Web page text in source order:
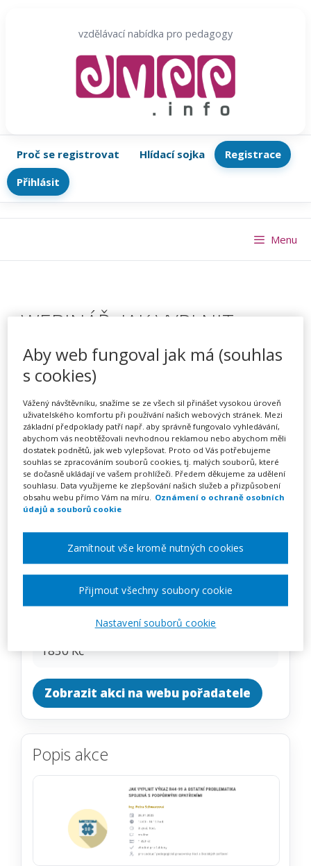
vzdělávací nabídka pro pedagogy
Proč se registrovat Hlídací sojka
Registrace
Přihlásit
WEBINÁŘ: JAK VYPLNIT
VÝKAZ R44-99 A OSTATNÍ
PROBLEMATIKA SPOJENÁ S
PODPŮRNÝMI OPATŘENÍMI
PořádáACADEMY EDUCATION s.r.o.,
vzdělávací zařízení a zařízení pro další
vzdělávání pedagog. pracovníků
MÍSTO
ONLINE
1850 Kč
Zobrazit akci na webu pořadatele
Popis akce
Menu
Aby web fungoval jak má (souhlas
s cookies)
Vážený návštěvníku, snažíme se ze všech sil přinášet vysokou úroveň
uživatelského komfortu při používání našich webových stránek. Mezi
základní předpoklady patří např. aby správně fungovalo vyhledávání,
abychom vás neobtěžovali nevhodnou reklamou nebo abychom měli
dostatek podnětů, jak web vylepšovat. Proto od Vás potřebujeme
souhlas se zpracováním souborů cookies, tj. malých souborů, které
se dočasně ukládají ve vašem prohlížeči. Předem děkujeme za udělení
souhlasu. Data využijeme ke zlepšování našich služeb a přizpůsobení
obsahu webu přímo Vám na míru. Oznámení o ochraně osobních
údajů a souborů cookie
Nastavení souborů cookie
Zamítnout vše kromě nutných cookies
Přijmout všechny soubory cookie